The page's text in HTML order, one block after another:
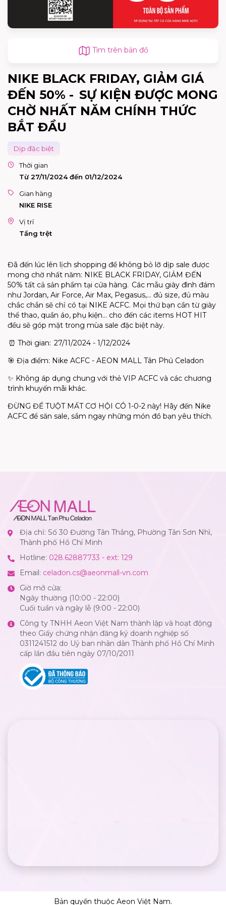
Tìm trên bản đồ
NIKE BLACK FRIDAY, GIẢM GIÁ
ĐẾN 50% - SỰ KIỆN ĐƯỢC MONG
CHỜ NHẤT NĂM CHÍNH THỨC
BẮT ĐẦU
Dịp đặc biệt
Thời gian
Từ 27/11/2024 đến 01/12/2024
Gian hàng
NIKE RISE
Vị trí
Tầng trệt
Đã đến lúc lên lịch shopping để không bỏ lỡ dịp sale được
mong chờ nhất năm: NIKE BLACK FRIDAY, GIẢM ĐẾN
50% tất cả sản phẩm tại cửa hàng. Các mẫu giày đình đám
như Jordan, Air Force, Air Max, Pegasus,… đủ size, đủ màu
chắc chắn sẽ chỉ có tại NIKE ACFC. Mọi thứ bạn cần từ giày
thể thao, quần áo, phụ kiện… cho đến các items HOT HIT
đều sẽ góp mặt trong mùa sale đặc biệt này.
⏰ Thời gian: 27/11/2024 - 1/12/2024
🎯 Địa điểm: Nike ACFC - AEON MALL Tân Phú Celadon
✨ Không áp dụng chung với thẻ VIP ACFC và các chương
trình khuyến mãi khác.
ĐỪNG ĐỂ TUỘT MẤT CƠ HỘI CÓ 1-0-2 này! Hãy đến Nike
ACFC để săn sale, sắm ngay những món đồ bạn yêu thích.
Địa chỉ: Số 30 Đường Tân Thắng, Phường Tân Sơn Nhì,
Thành phố Hồ Chí Minh
Hotline: 028.62887733 - ext: 129
Email: celadon.cs@aeonmall-vn.com
Giờ mở cửa:
Ngày thường (10:00 - 22:00)
Cuối tuần và ngày lễ (9:00 - 22:00)
Công ty TNHH Aeon Việt Nam thành lập và hoạt động
theo Giấy chứng nhận đăng ký doanh nghiệp số
0311241512 do Uỷ ban nhân dân Thành phố Hồ Chí Minh
cấp lần đầu tiên ngày 07/10/2011
Bản quyền thuộc Aeon Việt Nam.